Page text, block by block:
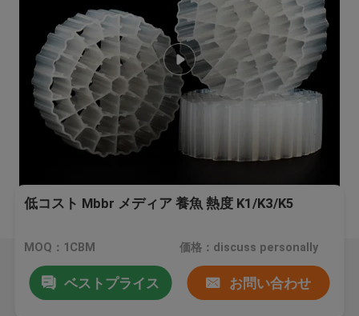
低コスト Mbbr メディア 養魚 熱度 K1/K3/K5
MOQ：1CBM 価格：discuss personally
ベストプライス お問い合わせ